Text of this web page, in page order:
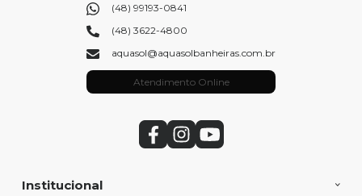
Institucional
(48) 99193-0841
(48) 3622-4800
aquasol@aquasolbanheiras.com.br
Atendimento Online